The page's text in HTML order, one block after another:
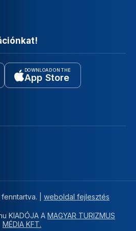
DOWNLOAD ON THE
App Store
| weboldal fejlesztés
KIADÓJA A MAGYAR TURIZMUS
MÉDIA KFT.